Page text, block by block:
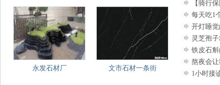
永发石材厂 文市石材一条街
【骑行
每天吃1
开灯睡
灵芝孢
感者避坑指
铁皮石
熬夜会
1小时接